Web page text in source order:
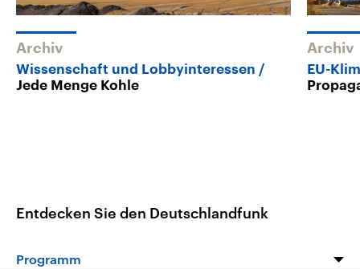
Archiv
Wissenschaft und Lobbyinteressen
Jede Menge Kohle
Archiv
EU-
Entdecken Sie den Deutschlandfunk
Programm